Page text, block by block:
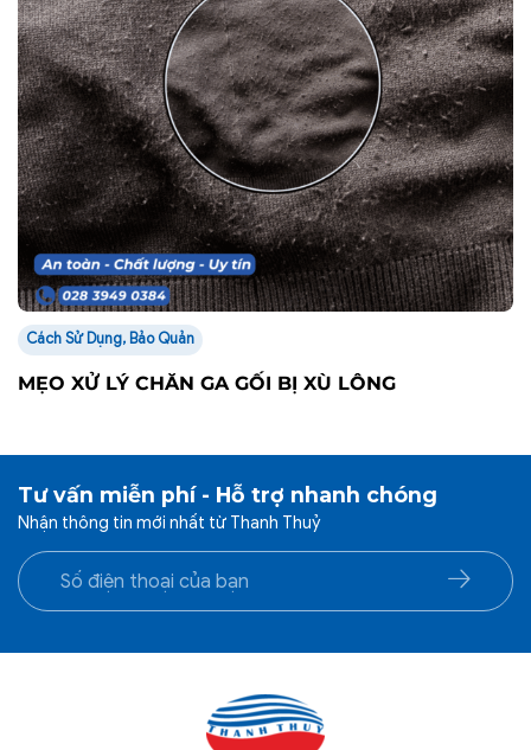
Cách Sử Dụng, Bảo Quản
MẸO XỬ LÝ CHĂN GA GỐI BỊ XÙ LÔNG
Tư vấn miễn phí - Hỗ trợ nhanh chóng
Nhận thông tin mới nhất từ Thanh Thuỷ